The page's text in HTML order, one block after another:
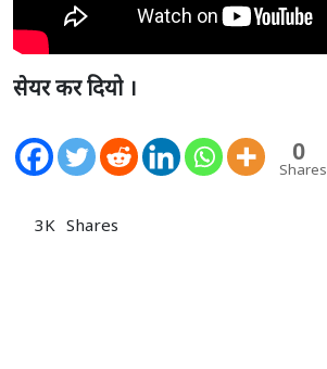
सेयर कर दियो ।
0
Shares
3K Shares